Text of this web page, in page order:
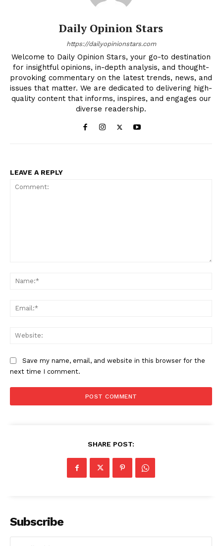
Daily Opinion Stars
https://dailyopinionstars.com
Welcome to Daily Opinion Stars, your go-to destination
for insightful opinions, in-depth analysis, and thought-
provoking commentary on the latest trends, news, and
issues that matter. We are dedicated to delivering high-
quality content that informs, inspires, and engages our
diverse readership.
LEAVE A REPLY
Save my name, email, and website in this browser for the
next time I comment.
SHARE POST:
Subscribe